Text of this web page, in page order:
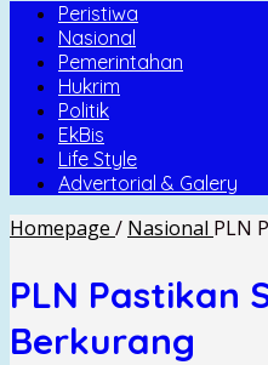
Peristiwa
Nasional
Pemerintahan
Hukrim
Politik
EkBis
Life Style
Advertorial & Galery
Homepage / Nasional PLN
PLN Pastikan
Berkurang